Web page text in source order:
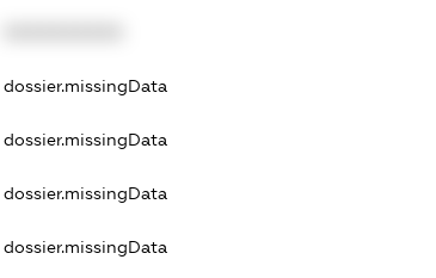
dossier.missingData
dossier.missingData
dossier.missingData
dossier.missingData